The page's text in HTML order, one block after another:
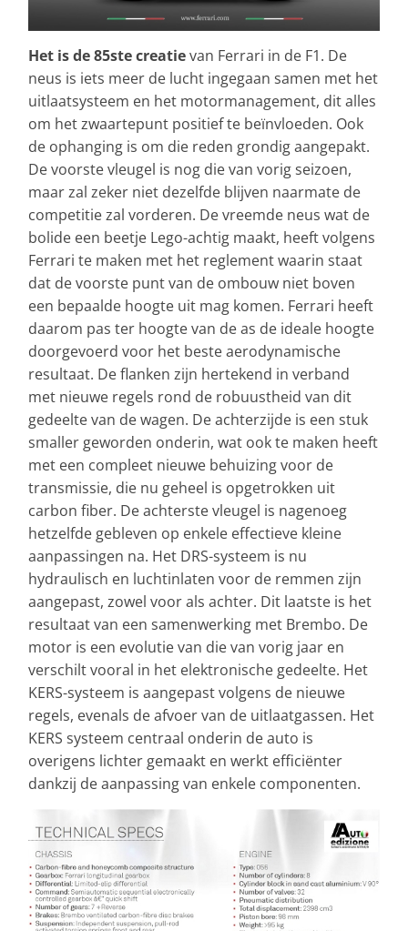
Het is de 85ste creatievan Ferrari in de F1. De
neus is iets meer de lucht ingegaan samen met het
uitlaatsysteem en het motormanagement, dit alles
om het zwaartepunt positief te beïnvloeden. Ook
de ophanging is om die reden grondig aangepakt.
De voorste vleugel is nog die van vorig seizoen,
maar zal zeker niet dezelfde blijven naarmate de
competitie zal vorderen. De vreemde neus wat de
bolide een beetje Lego-achtig maakt, heeft volgens
Ferrari te maken met het reglement waarin staat
dat de voorste punt van de ombouw niet boven
een bepaalde hoogte uit mag komen. Ferrari heeft
daarom pas ter hoogte van de as de ideale hoogte
doorgevoerd voor het beste aerodynamische
resultaat. De flanken zijn hertekend in verband
met nieuwe regels rond de robuustheid van dit
gedeelte van de wagen. De achterzijde is een stuk
smaller geworden onderin, wat ook te maken heeft
met een compleet nieuwe behuizing voor de
transmissie, die nu geheel is opgetrokken uit
carbon fiber. De achterste vleugel is nagenoeg
hetzelfde gebleven op enkele effectieve kleine
aanpassingen na. Het DRS-systeem is nu
hydraulisch en luchtinlaten voor de remmen zijn
aangepast, zowel voor als achter. Dit laatste is het
resultaat van een samenwerking met Brembo. De
motor is een evolutie van die van vorig jaar en
verschilt vooral in het elektronische gedeelte. Het
KERS-systeem is aangepast volgens de nieuwe
regels, evenals de afvoer van de uitlaatgassen. Het
KERS systeem centraal onderin de auto is
overigens lichter gemaakt en werkt efficiënter
dankzij de aanpassing van enkele componenten.